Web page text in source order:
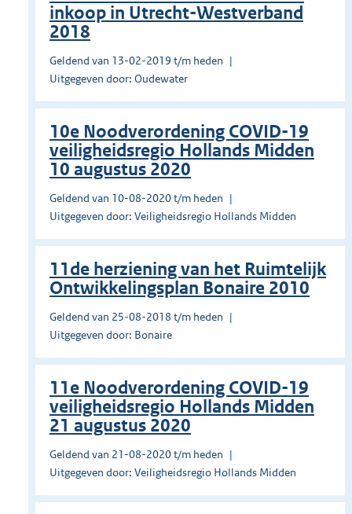
inkoop in Utrecht-Westverband
2018
Geldend van 13-02-2019 t/m heden
Uitgegeven door: Oudewater
10e Noodverordening COVID-19
veiligheidsregio Hollands Midden
10 augustus 2020
Geldend van 10-08-2020 t/m heden
Uitgegeven door: Veiligheidsregio Hollands Midden
11de herziening van het Ruimtelijk
Ontwikkelingsplan Bonaire 2010
Geldend van 25-08-2018 t/m heden
Uitgegeven door: Bonaire
11e Noodverordening COVID-19
veiligheidsregio Hollands Midden
21 augustus 2020
Geldend van 21-08-2020 t/m heden
Uitgegeven door: Veiligheidsregio Hollands Midden